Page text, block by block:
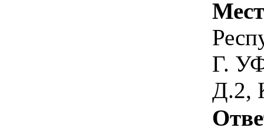
Г.
Д.2,